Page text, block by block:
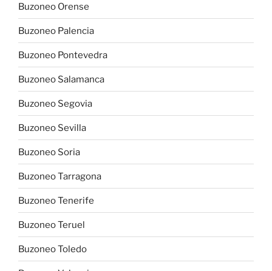
Buzoneo Orense
Buzoneo Palencia
Buzoneo Pontevedra
Buzoneo Salamanca
Buzoneo Segovia
Buzoneo Sevilla
Buzoneo Soria
Buzoneo Tarragona
Buzoneo Tenerife
Buzoneo Teruel
Buzoneo Toledo